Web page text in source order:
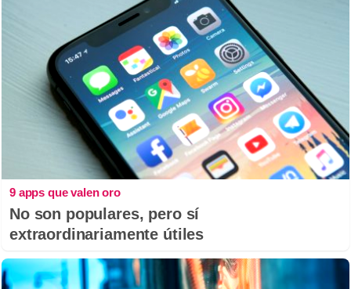
9 apps que valen oro
No son populares, pero sí
extraordinariamente útiles